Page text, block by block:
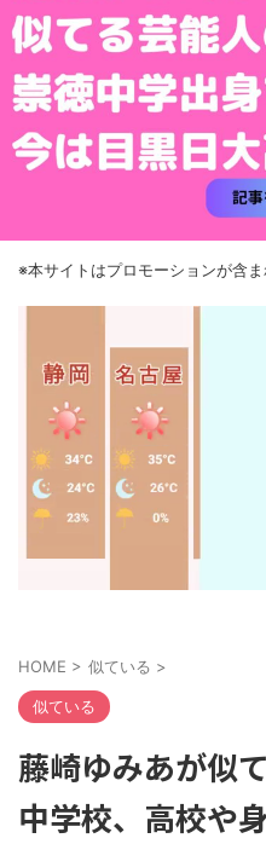
※本サイトはプロモーションが含
HOME > 似ている >
似ている
藤崎ゆみあが似
中学校、高校や